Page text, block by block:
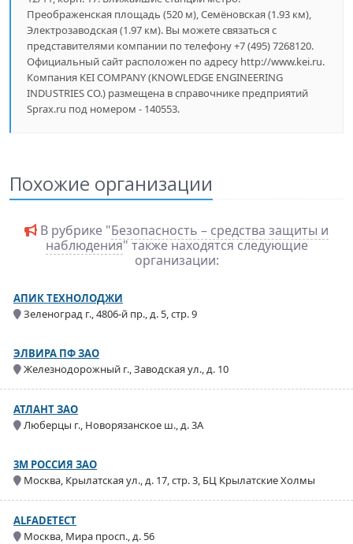
Преображенская площадь (520 м), Семёновская (1.93 км),
Электрозаводская (1.97 км). Вы можете связаться с
представителями компании по телефону +7 (495) 7268120.
Официальный сайт расположен по адресу http://www.kei.ru.
Компания KEI COMPANY (KNOWLEDGE ENGINEERING
INDUSTRIES CO.) размещена в справочнике предприятий
Sprax.ru под номером - 140553.
Похожие организации
В рубрике "Безопасность – средства защиты и
наблюдения" также находятся следующие
организации:
АПИК ТЕХНОЛОДЖИ
Зеленоград г., 4806-й пр., д. 5, стр. 9
ЭЛВИРА ПФ ЗАО
Железнодорожный г., Заводская ул., д. 10
АТЛАНТ ЗАО
Люберцы г., Новорязанское ш., д. 3А
3M РОССИЯ ЗАО
Москва, Крылатская ул., д. 17, стр. 3, БЦ Крылатские Холмы
ALFADETECT
Москва, Мира просп., д. 56